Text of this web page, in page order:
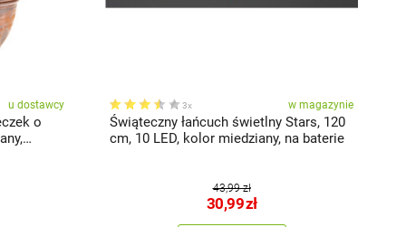
u dostawcy
o
3x w magazynie
Świąteczny łańcuch świetlny Stars, 120
cm, 10 LED, kolor miedziany, na baterie
43,99 zł
30,99zł